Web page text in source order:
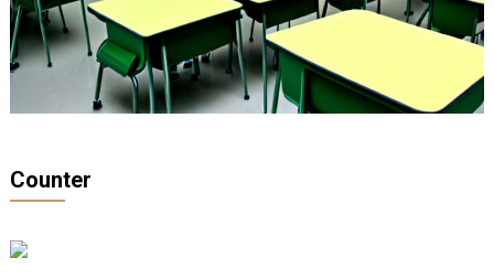
Counter